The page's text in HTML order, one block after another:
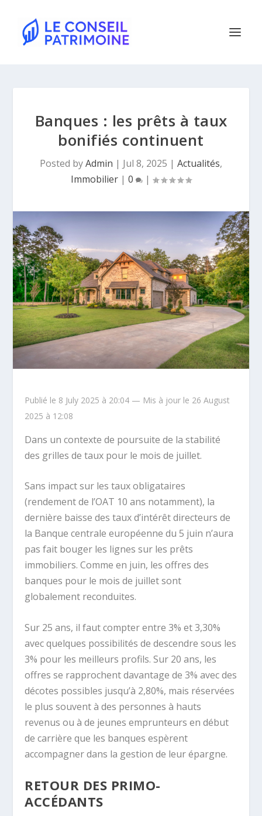
Banques : les prêts à taux
bonifiés continuent
Posted byAdmin | Jul 8, 2025 | Actualités,
Immobilier | 0 |
Publié le 8 July 2025 à 20:04 — Mis à jour le 26 August
2025 à 12:08
Dans un contexte de poursuite de la stabilité
des grilles de taux pour le mois de juillet.
Sans impact sur les taux obligataires
(rendement de l’OAT 10 ans notamment), la
dernière baisse des taux d’intérêt directeurs de
la Banque centrale européenne du 5 juin n’aura
pas fait bouger les lignes sur les prêts
immobiliers. Comme en juin, les offres des
banques pour le mois de juillet sont
globalement reconduites.
Sur 25 ans, il faut compter entre 3% et 3,30%
avec quelques possibilités de descendre sous les
3% pour les meilleurs profils. Sur 20 ans, les
offres se rapprochent davantage de 3% avec des
décotes possibles jusqu’à 2,80%, mais réservées
le plus souvent à des personnes à hauts
revenus ou à de jeunes emprunteurs en début
de carrière que les banques espèrent
accompagner dans la gestion de leur épargne.
RETOUR DES PRIMO-
ACCÉDANTS